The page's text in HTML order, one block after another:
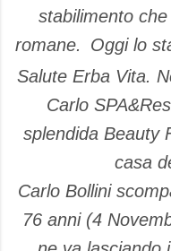
stabilimento
romane.
Oggi lo
Salute Erba Vita.
Carlo
splendida Beauty
casa
Carlo Bollini
76 anni (4